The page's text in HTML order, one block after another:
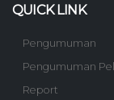
QUICK LINK
Pengumuman
Pengumuman
Report